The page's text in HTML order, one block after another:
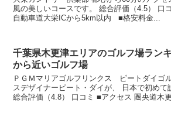
風の美しいコースです。 総合評価（4.5） 口コミ ■アクセス 東関東
自動車道大栄ICから5km以内 ■格安料金...
千葉県木更津エリアのゴルフ場ラン
から近いゴルフ場
ＰＧＭマリアゴルフリンクス ピートダイゴルフコー
スデザイナーピート・ダイが、 日本で初めて
総合評価（4.8） 口コミ ■ア